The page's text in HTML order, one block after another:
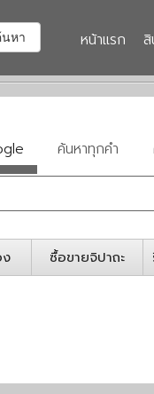
Dropdown
นหา หน้าแรก
ค้นหาทุกคำ
ซื้อขายจิปาถะ